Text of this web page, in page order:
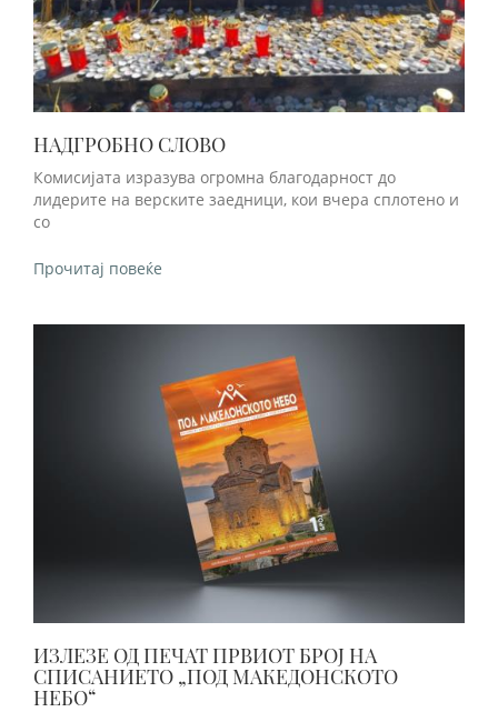
НАДГРОБНО СЛОВО
Комисијата изразува огромна благодарност до
лидерите на верските заедници, кои вчера сплотено и
со
Прочитај повеќе
ИЗЛЕЗЕ ОД ПЕЧАТ ПРВИОТ БРОЈ НА
СПИСАНИЕТО „ПОД МАКЕДОНСКОТО
НЕБО“